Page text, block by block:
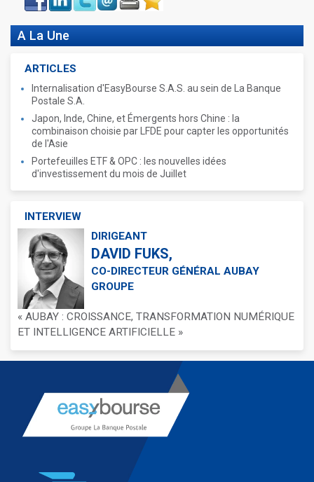
book
A La Une
ARTICLES
Internalisation d'EasyBourse S.A.S. au sein de La Banque
Postale S.A.
Japon, Inde, Chine, et Émergents hors Chine : la
combinaison choisie par LFDE pour capter les opportunités
de l'Asie
Portefeuilles ETF & OPC : les nouvelles idées
d'investissement du mois de Juillet
INTERVIEW
DIRIGEANT
DAVID FUKS,
CO-DIRECTEUR GÉNÉRAL AUBAY
GROUPE
« AUBAY : CROISSANCE, TRANSFORMATION NUMÉRIQUE
ET INTELLIGENCE ARTIFICIELLE »